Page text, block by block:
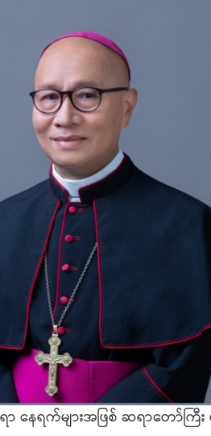
နေရက်များအဖြစ် ဆရာတော်ကြီ